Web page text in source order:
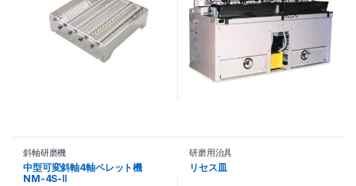
斜軸研磨機
中型可変斜軸4軸ペレット機
NM-4S-Ⅱ
研磨用治具
リセス皿